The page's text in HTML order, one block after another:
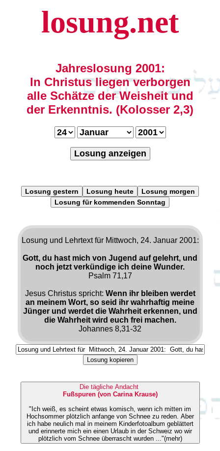
losung.net
Jahreslosung 2001:
In Christus liegen verborgen
alle Schätze der Weisheit und
der Erkenntnis. (Kolosser 2,3)
Losung anzeigen
Losung gestern Losung heute
Losung morgen
Losung für kommenden Sonntag
Losung und Lehrtext für Mittwoch, 24. Januar 2001:
Gott, du hast mich von Jugend auf gelehrt, und
noch jetzt verkündige ich deine Wunder.
Psalm 71,17
Jesus Christus spricht: Wenn ihr bleiben werdet
an meinem Wort, so seid ihr wahrhaftig meine
Jünger und werdet die Wahrheit erkennen, und
die Wahrheit wird euch frei machen.
Johannes 8,31-32
Losung kopieren
Die tägliche Andacht
Fußspuren (von Carina Krause)
"Ich weiß, es scheint etwas komisch, wenn ich mitten im
Hochsommer plötzlich anfange von Schnee zu reden. Aber
ich habe neulich mal in meinem Kinderfotoalbum geblättert
und erinnerte mich ein einen Urlaub in der Schweiz wo wir
plötzlich vom Schnee überrascht wurden ..."(mehr)